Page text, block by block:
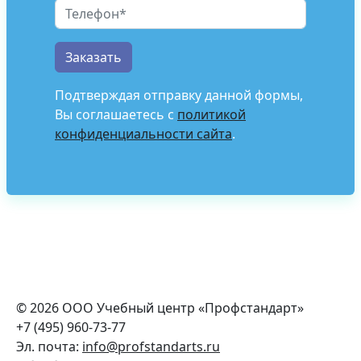
Подтверждая отправку данной формы,
Вы соглашаетесь с политикой
конфиденциальности сайта.
© 2026 ООО Учебный центр «Профстандарт»
+7 (495) 960-73-77
Эл. почта: info@profstandarts.ru